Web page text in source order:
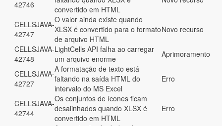
42746
convertido em HTML
CELLSJAVA-
42747
O valor ainda existe quando
XLSX é convertido para o formato
de arquivo HTML
Novo recurso
CELLSJAVA-
42748
LightCells API falha ao carregar
um arquivo enorme
Aprimoramento
CELLSJAVA-
42727
A formatação de texto está
faltando na saída HTML do
intervalo do MS Excel
Erro
CELLSJAVA-
42744
Os conjuntos de ícones ficam
desalinhados quando XLSX é
convertido em HTML
Erro